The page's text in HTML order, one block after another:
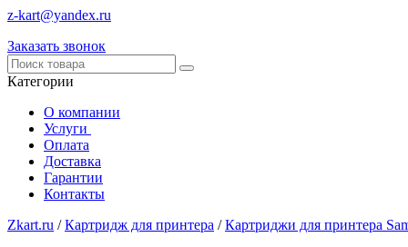
z-kart@yandex.ru
Заказать звонок
Категории
О компании
Услуги
Оплата
Доставка
Гарантии
Контакты
Zkart.ru /Картридж для принтера /Картриджи для принтера